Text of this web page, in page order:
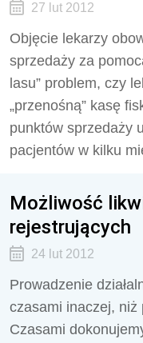
27 lut 2012
Objęcie lekarzy
sprzedaży za
lasu” problem, czy
„przenośną” kasę
punktów sprzedaży
pacjentów w kilku
Możliwość
rejestrujących
24 lut 2012
Prowadzenie
czasami inaczej, niż
Czasami